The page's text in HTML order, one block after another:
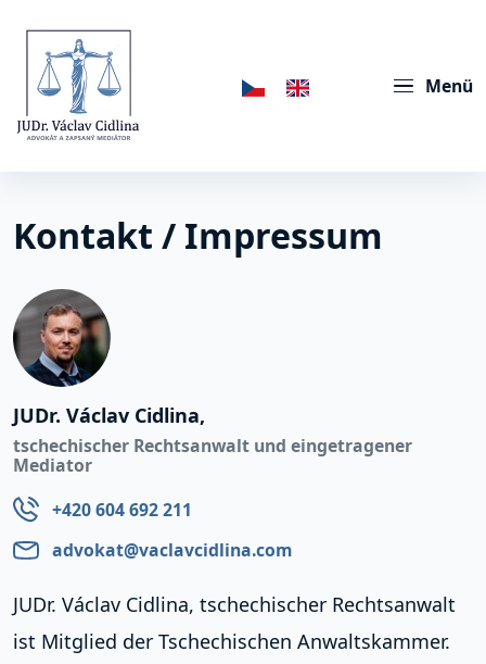
Menü
Kontakt / Impressum
JUDr. Václav Cidlina,
tschechischer Rechtsanwalt und eingetragener
Mediator
+420 604 692 211
advokat@vaclavcidlina.com
JUDr. Václav Cidlina, tschechischer Rechtsanwalt
ist Mitglied der Tschechischen Anwaltskammer.